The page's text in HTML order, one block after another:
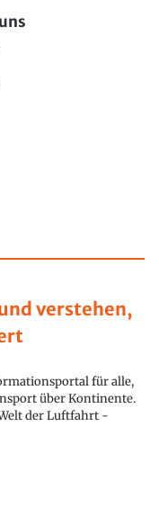
verstehen,
für alle,
über Kontinente.
der Luftfahrt -